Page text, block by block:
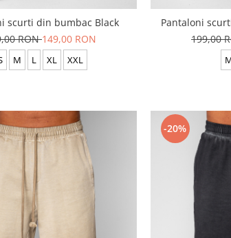
scurti din bumbac Black
RON149,00 RON
M L XL XXL
Pantaloni
199,00
-20%